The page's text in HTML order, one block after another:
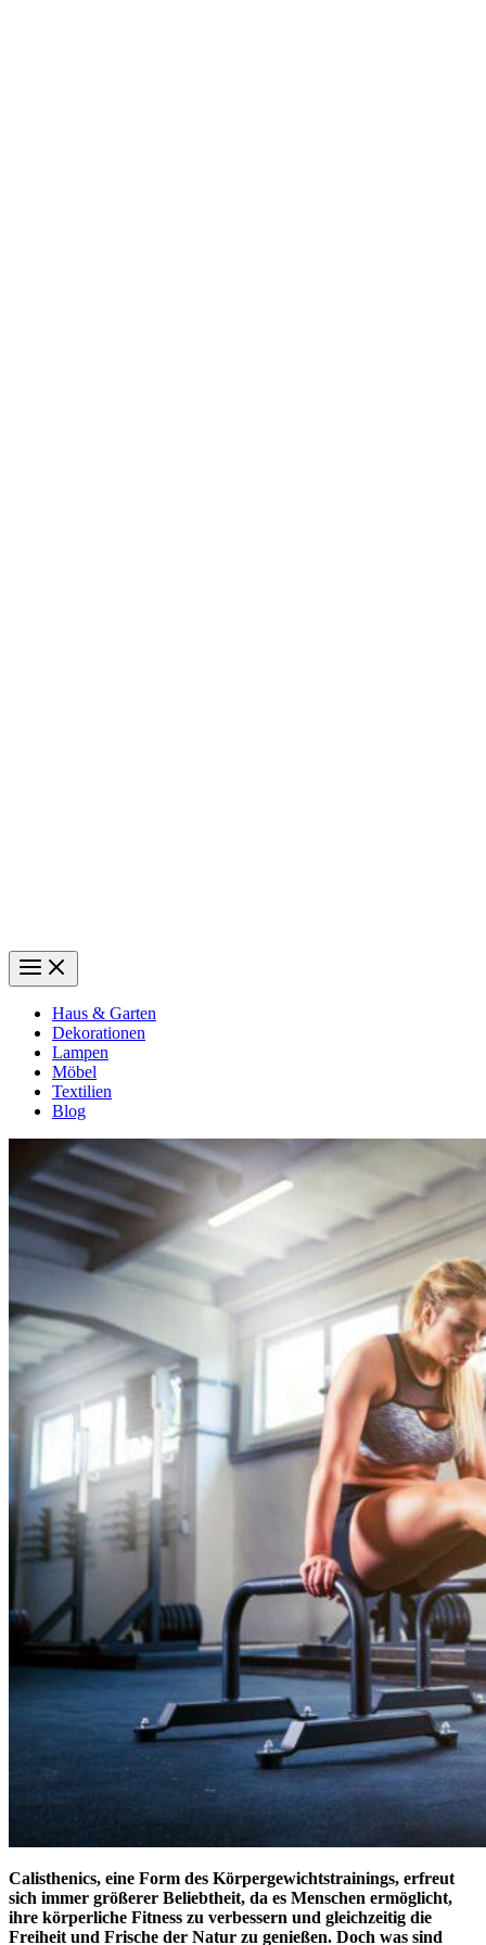
Haus & Garten
Dekorationen
Lampen
Möbel
Textilien
Blog
Calisthenics, eine Form des Körpergewichtstrainings, erfreut
sich immer größerer Beliebtheit, da es Menschen ermöglicht,
ihre körperliche Fitness zu verbessern und gleichzeitig die
Freiheit und Frische der Natur zu genießen. Doch was sind